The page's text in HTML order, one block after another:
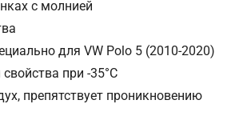
с молнией
для VW Polo 5 (2010-2020)
при -35°С
препятствует проникновению